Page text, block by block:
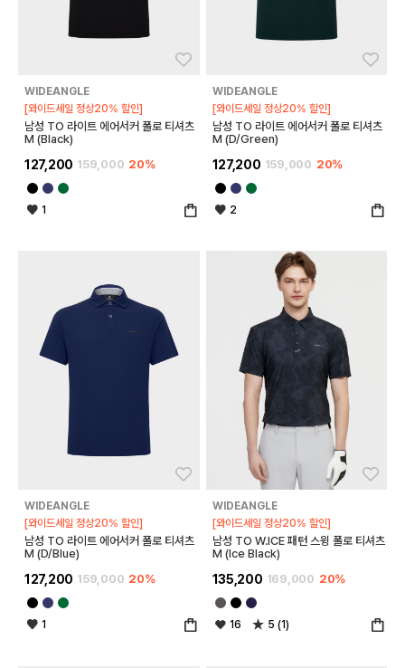
WIDEANGLE
[와이드세일 정상20% 할인]
남성 TO 라이트 에어서커 폴로 티셔츠
M (Black)
127,200 159,000 20%
1
WIDEANGLE
[와이드세일 정상20% 할인]
남성 TO 라이트 에어서커 폴로 티셔츠
M (D/Green)
127,200 159,000 20%
2
WIDEANGLE
[와이드세일 정상20% 할인]
남성 TO 라이트 에어서커 폴로 티셔츠
M (D/Blue)
127,200 159,000 20%
1
WIDEANGLE
[와이드세일 정상20% 할인]
남성 TO W.ICE 패턴 스윙 폴로 티셔츠
M (Ice Black)
135,200 169,000 20%
16 5 (1)